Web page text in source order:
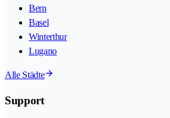
Bern
Basel
Winterthur
Lugano
Alle Städte
Support